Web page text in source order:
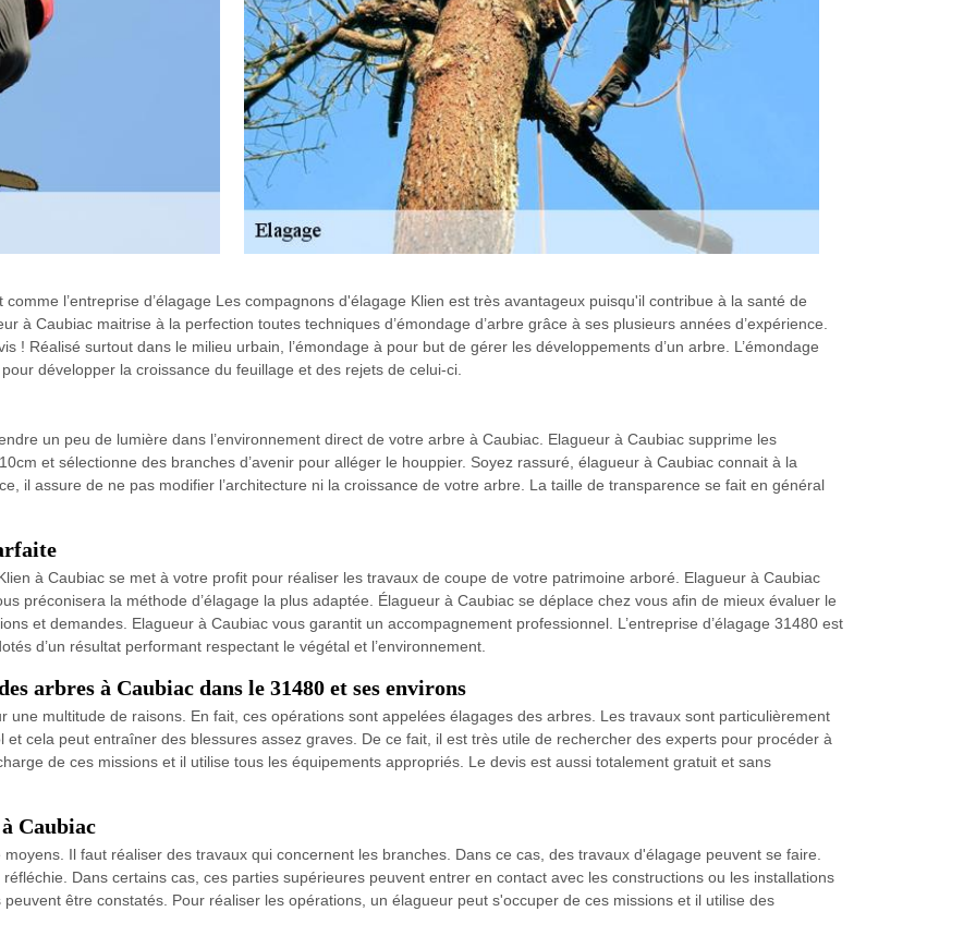
l’entreprise d’élagage Les compagnons d'élagage Klien est très avantageux puisqu'il contribue à la santé de
à Caubiac maitrise à la perfection toutes techniques d’émondage d’arbre grâce à ses plusieurs années d’expérience.
! Réalisé surtout dans le milieu urbain, l’émondage à pour but de gérer les développements d’un arbre. L’émondage
développer la croissance du feuillage et des rejets de celui-ci.
un peu de lumière dans l’environnement direct de votre arbre à Caubiac. Elagueur à Caubiac supprime les
et sélectionne des branches d’avenir pour alléger le houppier. Soyez rassuré, élagueur à Caubiac connait à la
il assure de ne pas modifier l’architecture ni la croissance de votre arbre. La taille de transparence se fait en général
à Caubiac se met à votre profit pour réaliser les travaux de coupe de votre patrimoine arboré. Elagueur à Caubiac
préconisera la méthode d’élagage la plus adaptée. Élagueur à Caubiac se déplace chez vous afin de mieux évaluer le
et demandes. Elagueur à Caubiac vous garantit un accompagnement professionnel. L’entreprise d’élagage 31480 est
d’un résultat performant respectant le végétal et l’environnement.
arbres à Caubiac dans le 31480 et ses environs
une multitude de raisons. En fait, ces opérations sont appelées élagages des arbres. Les travaux sont particulièrement
cela peut entraîner des blessures assez graves. De ce fait, il est très utile de rechercher des experts pour procéder à
de ces missions et il utilise tous les équipements appropriés. Le devis est aussi totalement gratuit et sans
Caubiac
Il faut réaliser des travaux qui concernent les branches. Dans ce cas, des travaux d'élagage peuvent se faire.
Dans certains cas, ces parties supérieures peuvent entrer en contact avec les constructions ou les installations
être constatés. Pour réaliser les opérations, un élagueur peut s'occuper de ces missions et il utilise des